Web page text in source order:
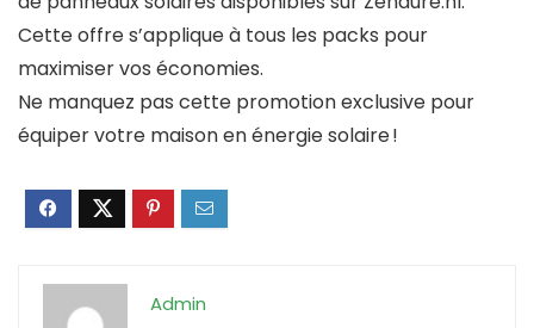
Cette offre s’applique à tous les packs pour
maximiser vos économies.
Ne manquez pas cette promotion exclusive pour
équiper votre maison en énergie solaire !
Admin